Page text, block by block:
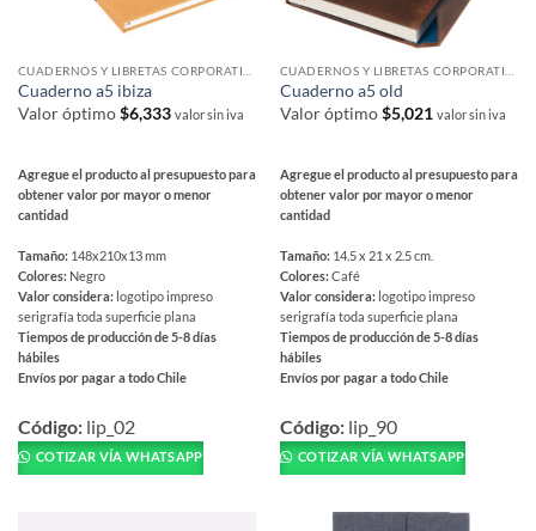
de
producto
en
de
producto
Cuaderno a5 ibiza
Valor óptimo$6,333 valor sin iva
Agregue el producto al presupuesto para
obtener valor por mayor o menor
cantidad
Tamaño: 148x210x13 mm
Colores: Negro
Valor considera: logotipo impreso
serigrafía toda superficie plana
Tiempos de producción de 5-8 días
hábiles
Envíos por pagar a todo Chile
producto
tiene
múltiples
Código: lip_02
COTIZAR VÍA WHATSAPP
Cuaderno a5 old
Valor óptimo$5,021 valor sin iva
Agregue el producto al presupuesto para
obtener valor por mayor o menor
cantidad
Tamaño: 14.5 x 21 x 2.5 cm.
Colores:Café
Valor considera: logotipo impreso
serigrafía toda superficie plana
Tiempos de producción de 5-8 días
hábiles
Envíos por pagar a todo Chile
producto
tiene
múltiples
Código: lip_90
COTIZAR VÍA WHATSAPP